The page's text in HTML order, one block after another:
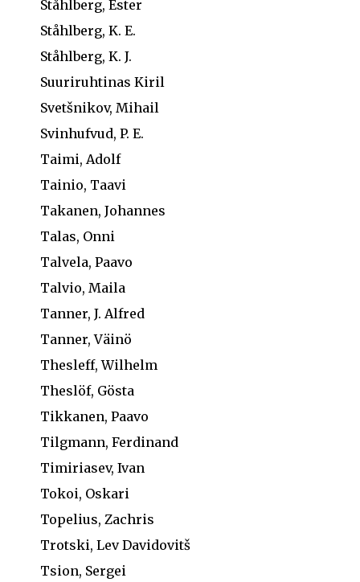
Ståhlberg, Ester
Ståhlberg, K. E.
Ståhlberg, K. J.
Suuriruhtinas Kiril
Svetšnikov, Mihail
Svinhufvud, P. E.
Taimi, Adolf
Tainio, Taavi
Takanen, Johannes
Talas, Onni
Talvela, Paavo
Talvio, Maila
Tanner, J. Alfred
Tanner, Väinö
Thesleff, Wilhelm
Theslöf, Gösta
Tikkanen, Paavo
Tilgmann, Ferdinand
Timiriasev, Ivan
Tokoi, Oskari
Topelius, Zachris
Trotski, Lev Davidovitš
Tsion, Sergei